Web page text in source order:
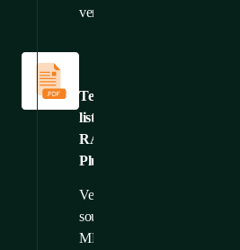
verze:
Technický
list:
RAMOS
Plus
Technické
listy
Velikost
souboru: 2,11
MB